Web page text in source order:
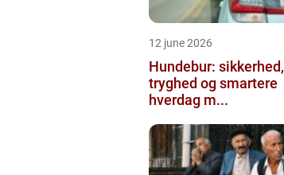
12 june 2026
Hundebur: sikkerhed,
tryghed og smartere
hverdag m...